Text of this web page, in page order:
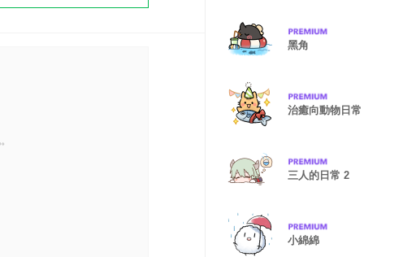
黑角
治癒向動物日常
三人的日常 2
小綿綿